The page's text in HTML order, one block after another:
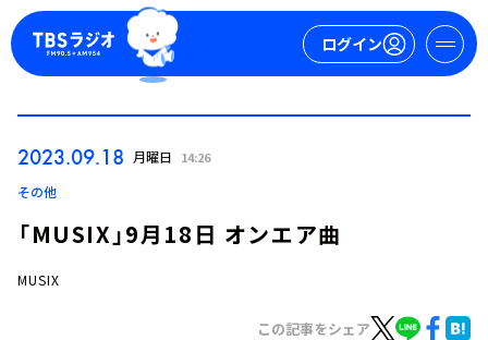
ログイン
2023.09.18 月曜日 14:26
その他
「MUSIX」9月18日 オンエア曲
MUSIX
この記事をシェア